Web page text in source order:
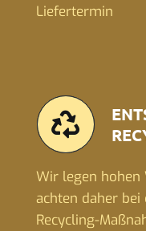
Liefertermin
Wir legen
achten daher
Recycling-